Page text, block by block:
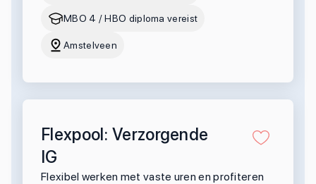
MBO 4 / HBO diploma vereist
Amstelveen
Flexpool: Verzorgende
IG
Flexibel werken met vaste uren en profiteren